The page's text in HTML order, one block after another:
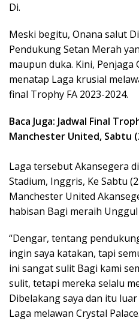
Di.
Meski begitu, Onana salut
Pendukung Setan Merah
maupun duka. Kini, Penjaga
menatap Laga krusial
final Trophy FA 2023-2024.
Baca Juga: Jadwal Final
Manchester United, Sabtu
Laga tersebut Akansegera
Stadium, Inggris, Ke Sabtu
Manchester United
habisan Bagi meraih
“Dengar, tentang
ingin saya katakan, tapi
ini sangat sulit Bagi kami
sulit, tetapi mereka selalu
Dibelakang saya dan itu
Laga melawan Crystal